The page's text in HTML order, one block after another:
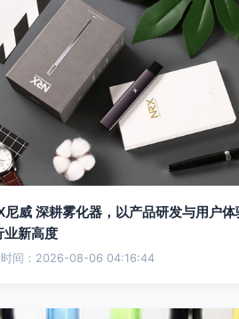
尼威 深耕雾化器，以产品研发与用户体
业新高度
时间：2026-08-06 04:16:44